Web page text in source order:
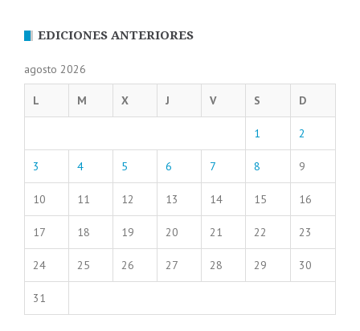
EDICIONES ANTERIORES
agosto 2026
L M X J V S D
1 2
3 4 5 6 7 8 9
10 11 12 13 14 15 16
17 18 19 20 21 22 23
24 25 26 27 28 29 30
31